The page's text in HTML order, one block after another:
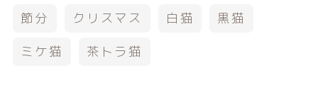
節分
クリスマス 白猫
黒猫
ミケ猫
茶トラ猫